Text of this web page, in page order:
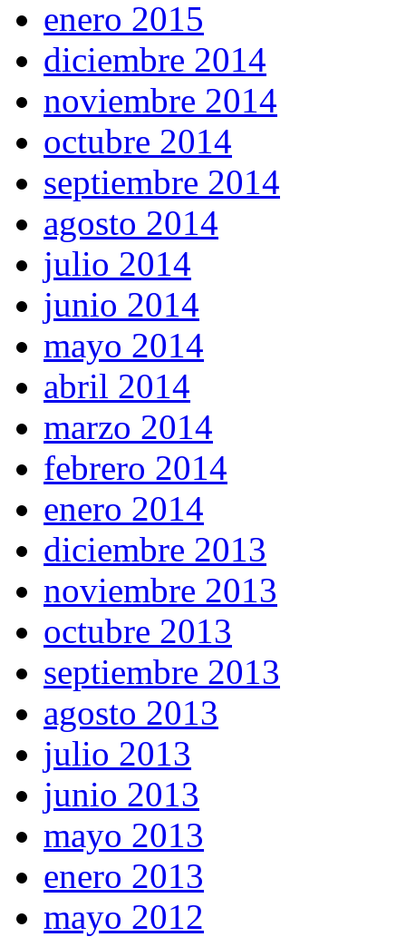
enero 2015
diciembre 2014
noviembre 2014
octubre 2014
septiembre 2014
agosto 2014
julio 2014
junio 2014
mayo 2014
abril 2014
marzo 2014
febrero 2014
enero 2014
diciembre 2013
noviembre 2013
octubre 2013
septiembre 2013
agosto 2013
julio 2013
junio 2013
mayo 2013
enero 2013
mayo 2012